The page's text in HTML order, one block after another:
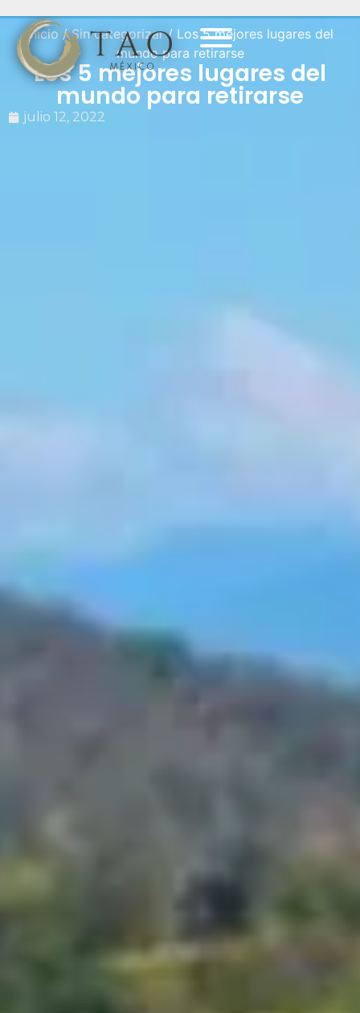
Inicio/Sin categorizar/ Los 5 mejores lugares del
mundo para retirarse
Los 5 mejores lugares del
mundo para retirarse
julio 12, 2022